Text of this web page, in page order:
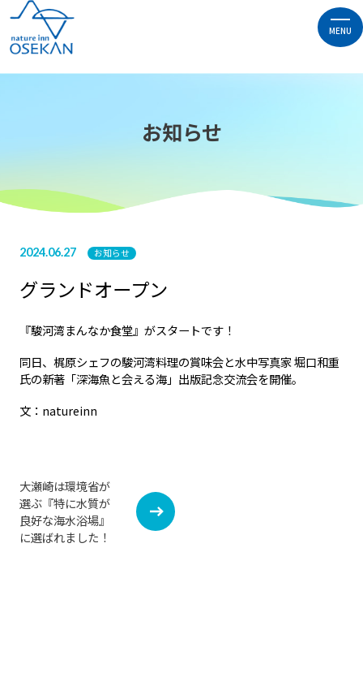
MENU
お知らせ
2024.06.27 お知らせ
グランドオープン
『駿河湾まんなか食堂』がスタートです！
同日、梶原シェフの駿河湾料理の賞味会と水中写真家 堀口和重
氏の新著「深海魚と会える海」出版記念交流会を開催。
natureinn
大瀬崎は環境省が
選ぶ『特に水質が
良好な海水浴場』
に選ばれました！